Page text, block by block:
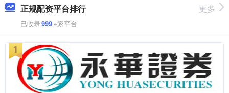
正规配资平台排行
已收录999+家平台
更多